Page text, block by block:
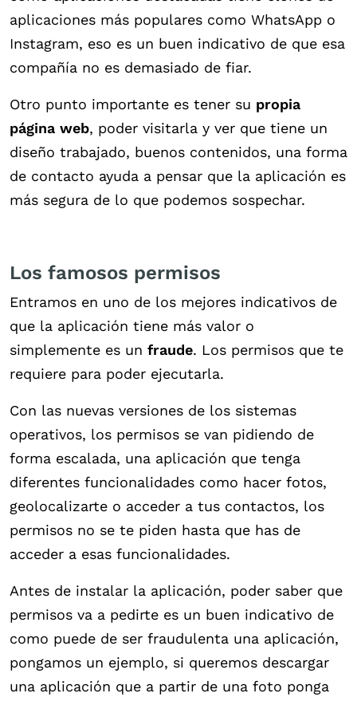
aplicaciones más populares como WhatsApp o
Instagram, eso es un buen indicativo de que esa
compañía no es demasiado de fiar.
Otro punto importante es tener su propia
página web, poder visitarla y ver que tiene un
diseño trabajado, buenos contenidos, una forma
de contacto ayuda a pensar que la aplicación es
más segura de lo que podemos sospechar.
Los famosos permisos
Entramos en uno de los mejores indicativos de
que la aplicación tiene más valor o
simplemente es un fraude. Los permisos que te
requiere para poder ejecutarla.
Con las nuevas versiones de los sistemas
operativos, los permisos se van pidiendo de
forma escalada, una aplicación que tenga
diferentes funcionalidades como hacer fotos,
geolocalizarte o acceder a tus contactos, los
permisos no se te piden hasta que has de
acceder a esas funcionalidades.
Antes de instalar la aplicación, poder saber que
permisos va a pedirte es un buen indicativo de
como puede de ser fraudulenta una aplicación,
pongamos un ejemplo, si queremos descargar
una aplicación que a partir de una foto ponga